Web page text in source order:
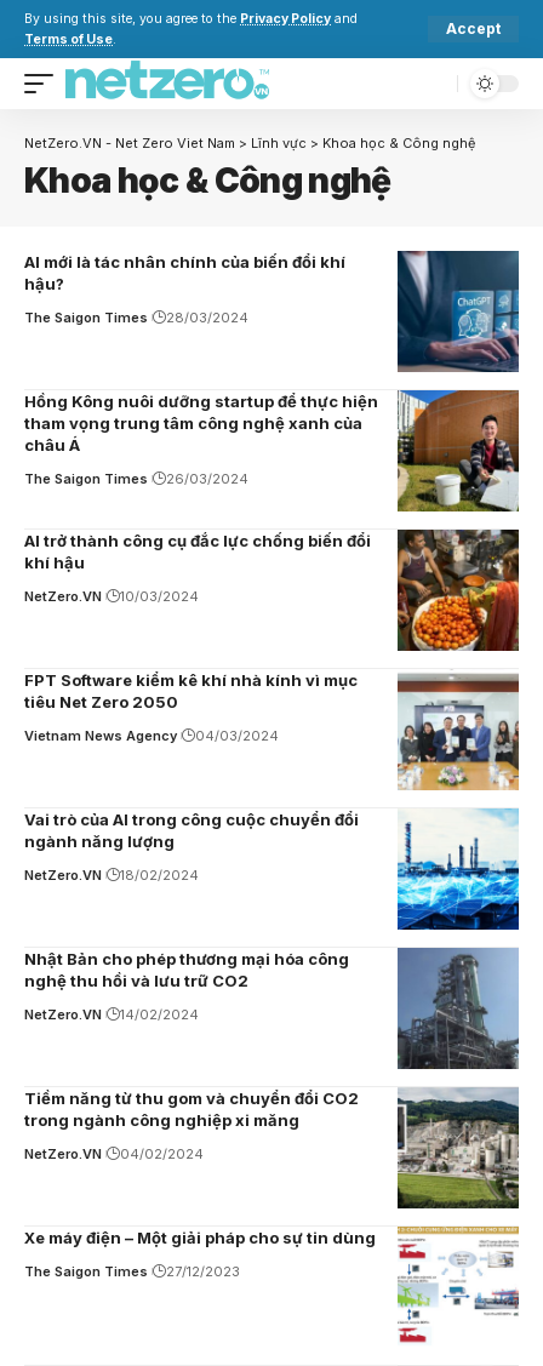
By using this site, you agree to the Privacy Policy and
Terms of Use.
Accept
NetZero.VN - Net Zero Viet Nam > Lĩnh vực > Khoa học & Công nghệ
Khoa học & Công nghệ
AI mới là tác nhân chính của biến đổi khí
hậu?
The Saigon Times 28/03/2024
Hồng Kông nuôi dưỡng startup để thực hiện
tham vọng trung tâm công nghệ xanh của
châu Á
The Saigon Times 26/03/2024
AI trở thành công cụ đắc lực chống biến đổi
khí hậu
NetZero.VN 10/03/2024
FPT Software kiểm kê khí nhà kính vì mục
tiêu Net Zero 2050
Vietnam News Agency 04/03/2024
Vai trò của AI trong công cuộc chuyển đổi
ngành năng lượng
NetZero.VN 18/02/2024
Nhật Bản cho phép thương mại hóa công
nghệ thu hồi và lưu trữ CO2
NetZero.VN 14/02/2024
Tiềm năng từ thu gom và chuyển đổi CO2
trong ngành công nghiệp xi măng
NetZero.VN 04/02/2024
Xe máy điện – Một giải pháp cho sự tin dùng
The Saigon Times 27/12/2023